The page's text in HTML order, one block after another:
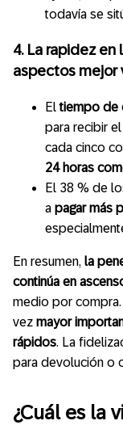
todavía se
4. La rapidez en
aspectos mejor
Eltiempo de
para recibir
cada cinco
24 horas
El 38 % de
a pagar más
En resumen, la
continúa en
medio por
vez mayor
rápidos. La
para devolución o
¿Cuál es la